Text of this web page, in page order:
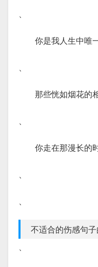
、
你是我人生中唯
、
那些恍如烟花的
、
你走在那漫长的
、
、
不适合的伤感句
、